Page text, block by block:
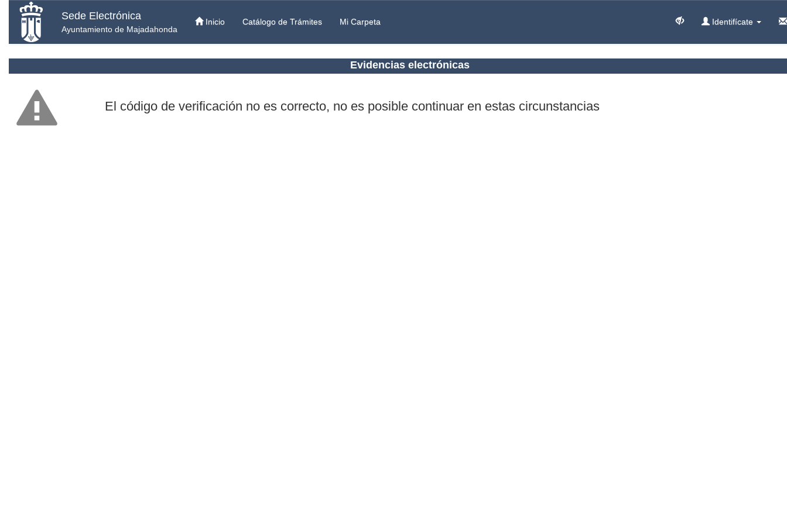
Sede Electrónica
Ayuntamiento de Majadahonda
Inicio Catálogo de Trámites Mi Carpeta Identifícate
Evidencias electrónicas
El código de verificación no es correcto, no es posible continuar en estas circunstancias